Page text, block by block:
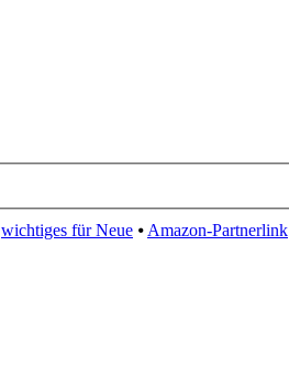
wichtiges für Neue ⦁Amazon-Partnerlink